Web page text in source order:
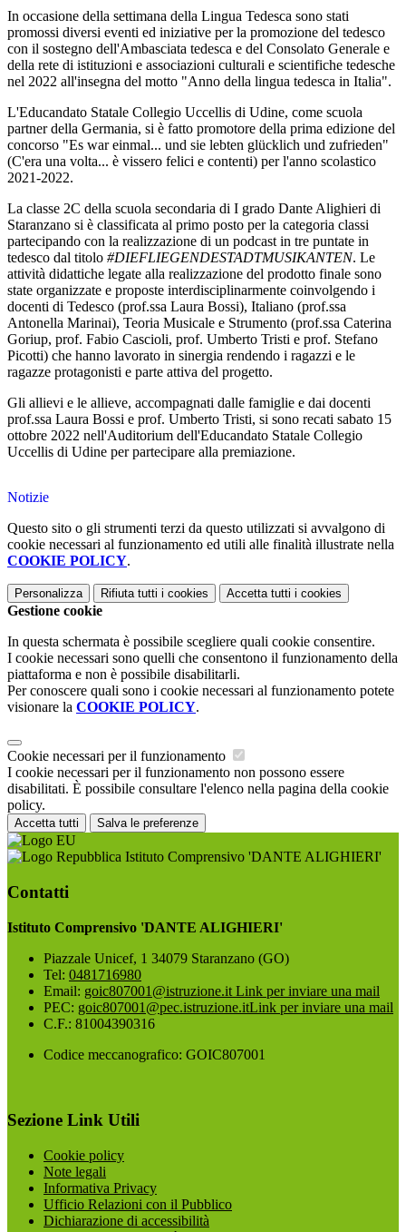
In occasione della settimana della Lingua Tedesca sono stati
promossi diversi eventi ed iniziative per la promozione del tedesco
con il sostegno dell'Ambasciata tedesca e del Consolato Generale e
della rete di istituzioni e associazioni culturali e scientifiche tedesche
nel 2022 all'insegna del motto "Anno della lingua tedesca in Italia".
L'Educandato Statale Collegio Uccellis di Udine, come scuola
partner della Germania, si è fatto promotore della prima edizione del
concorso "Es war einmal... und sie lebten glücklich und zufrieden"
(C'era una volta... è vissero felici e contenti) per l'anno scolastico
2021-2022.
La classe 2C della scuola secondaria di I grado Dante Alighieri di
Staranzano si è classificata al primo posto per la categoria classi
partecipando con la realizzazione di un podcast in tre puntate in
tedesco dal titolo #DIEFLIEGENDESTADTMUSIKANTEN. Le
attività didattiche legate alla realizzazione del prodotto finale sono
state organizzate e proposte interdisciplinarmente coinvolgendo i
docenti di Tedesco (prof.ssa Laura Bossi), Italiano (prof.ssa
Antonella Marinai), Teoria Musicale e Strumento (prof.ssa Caterina
Goriup, prof. Fabio Cascioli, prof. Umberto Tristi e prof. Stefano
Picotti) che hanno lavorato in sinergia rendendo i ragazzi e le
ragazze protagonisti e parte attiva del progetto.
Gli allievi e le allieve, accompagnati dalle famiglie e dai docenti
prof.ssa Laura Bossi e prof. Umberto Tristi, si sono recati sabato 15
ottobre 2022 nell'Auditorium dell'Educandato Statale Collegio
Uccellis di Udine per partecipare alla premiazione.
Notizie
Questo sito o gli strumenti terzi da questo utilizzati si avvalgono di
cookie necessari al funzionamento ed utili alle finalità illustrate nella
COOKIE POLICY.
Personalizza Rifiuta tutti i cookies Accetta tutti i cookies
Gestione cookie
In questa schermata è possibile scegliere quali cookie consentire.
I cookie necessari sono quelli che consentono il funzionamento della
piattaforma e non è possibile disabilitarli.
Per conoscere quali sono i cookie necessari al funzionamento potete
visionare la COOKIE POLICY.
Cookie necessari per il funzionamento
I cookie necessari per il funzionamento non possono essere
disabilitati. È possibile consultare l'elenco nella pagina della cookie
policy.
Accetta tutti Salva le preferenze
Istituto Comprensivo 'DANTE ALIGHIERI'
Contatti
Istituto Comprensivo 'DANTE ALIGHIERI'
Piazzale Unicef, 1 34079 Staranzano (GO)
Tel: 0481716980
Email: goic807001@istruzione.it Link per inviare una mail
PEC: goic807001@pec.istruzione.itLink per inviare una mail
C.F.: 81004390316
Codice meccanografico: GOIC807001
Sezione Link Utili
Cookie policy
Note legali
Informativa Privacy
Ufficio Relazioni con il Pubblico
Dichiarazione di accessibilità